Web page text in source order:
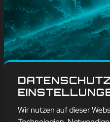
Blog, Weitere
mehr erfahren
Wir nutzen auf dieser